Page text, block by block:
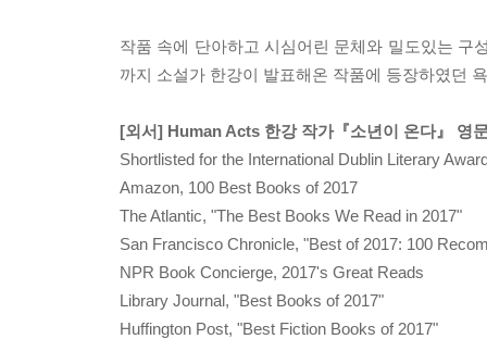
작품 속에 단아하고 시심어린 문체와 밀도있는 구
까지 소설가 한강이 발표해온 작품에 등장하였던
[외서] Human Acts 한강 작가『소년이 온다』 영
Shortlisted for the International Dublin Literary
Amazon, 100 Best Books of 2017
The Atlantic, "The Best Books We Read in 2017"
San Francisco Chronicle, "Best of 2017: 100
NPR Book Concierge, 2017's Great Reads
Library Journal, "Best Books of 2017"
Huffington Post, "Best Fiction Books of 2017"